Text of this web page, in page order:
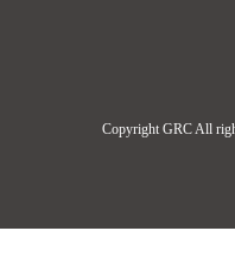
Copyright GRC All